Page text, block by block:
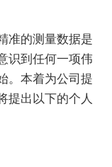
的测量数据是
识到任何一项伟
。本着为公司提
提出以下的个人